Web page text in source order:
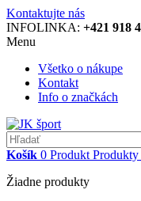
Kontaktujte nás
INFOLINKA: +421 918
Menu
Všetko o nákupe
Kontakt
Info o značkách
Košík 0 Produkt Produkty
Žiadne produkty